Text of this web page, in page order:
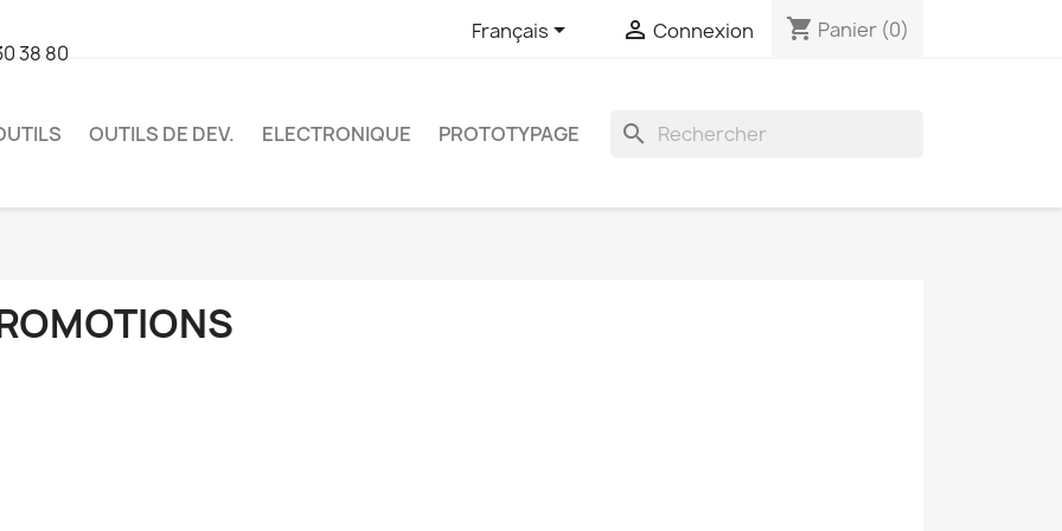
38 80
Français  Connexion shopping_cart Panier (0)
OUTILS DE DEV. ELECTRONIQUE PROTOTYPAGE search